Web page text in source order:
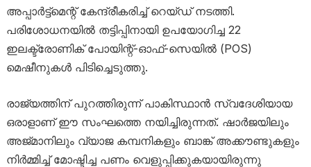
അപ്പാർട്ട്മെന്റ് കേന്ദ്രീകരിച്ച് റെയ്ഡ് നടത്തി.
പരിശോധനയിൽ തട്ടിപ്പിനായി ഉപയോഗിച്ച 22
ഇലക്ട്രോണിക് പോയിന്റ്-ഓഫ്-സെയിൽ (POS)
മെഷീനുകൾ പിടിച്ചെടുത്തു.
രാജ്യത്തിന് പുറത്തിരുന്ന് പാകിസ്ഥാൻ സ്വദേശിയായ
ഒരാളാണ് ഈ സംഘത്തെ നയിച്ചിരുന്നത്. ഷാർജയിലും
അജ്മാനിലും വ്യാജ കമ്പനികളും ബാങ്ക് അക്കൗണ്ടുകളും
നിർമ്മിച്ച് മോഷ്ടിച്ച പണം വെളുപ്പിക്കുകയായിരുന്നു